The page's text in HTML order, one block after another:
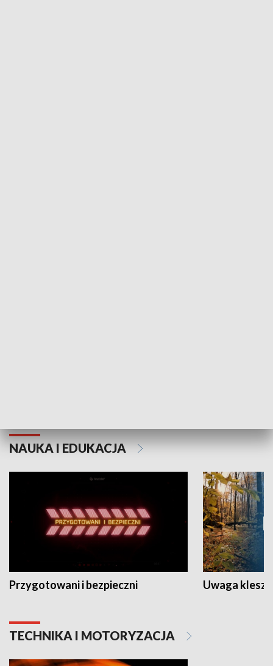
NAUKA I EDUKACJA
Przygotowani i bezpieczni Uwaga
TECHNIKA I MOTORYZACJA